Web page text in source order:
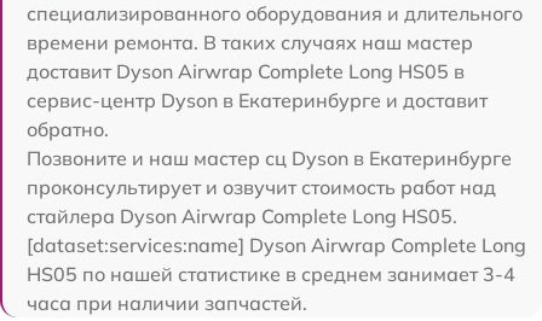
специализированного оборудования и длительного
времени ремонта. В таких случаях наш мастер
доставит Dyson Airwrap Complete Long HS05 в
сервис-центр Dyson в Екатеринбурге и доставит
обратно.
Позвоните и наш мастер сц Dyson в Екатеринбурге
проконсультирует и озвучит стоимость работ над
стайлера Dyson Airwrap Complete Long HS05.
[dataset:services:name] Dyson Airwrap Complete Long
HS05 по нашей статистике в среднем занимает 3-4
часа при наличии запчастей.